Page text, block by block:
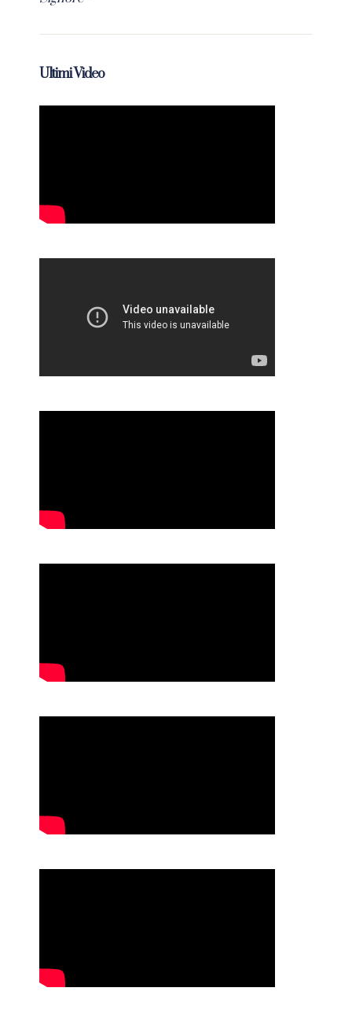
Ultimi Video